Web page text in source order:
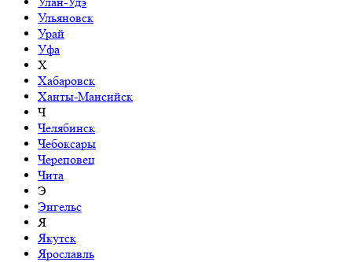
Ульяновск
Урай
Уфа
Х
Хабаровск
Ханты-Мансийск
Ч
Челябинск
Чебоксары
Череповец
Чита
Э
Энгельс
Я
Якутск
Ярославль